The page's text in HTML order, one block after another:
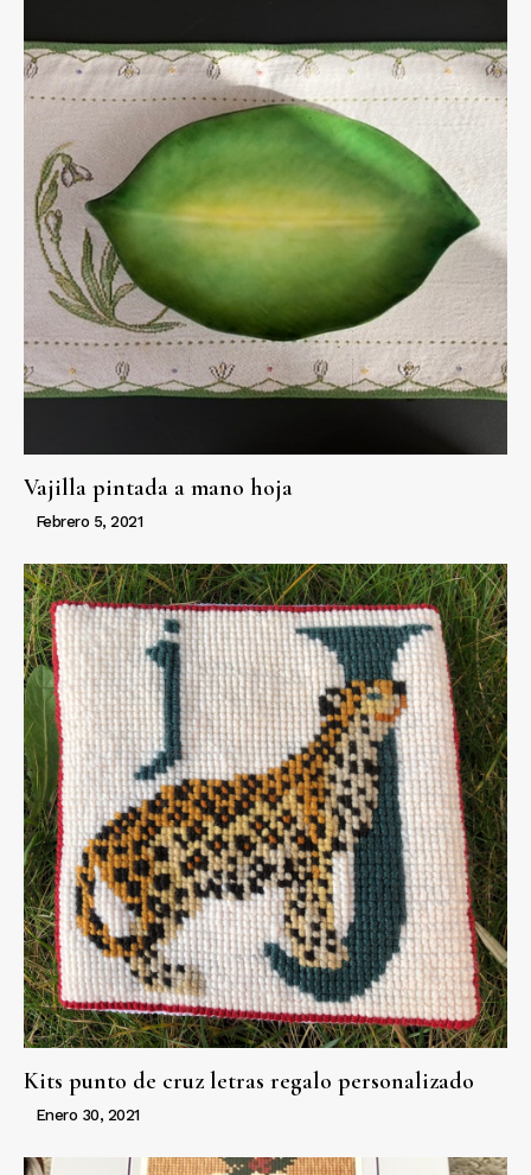
Vajilla pintada a mano hoja
Febrero 5, 2021
Kits punto de cruz letras regalo personalizado
Enero 30, 2021